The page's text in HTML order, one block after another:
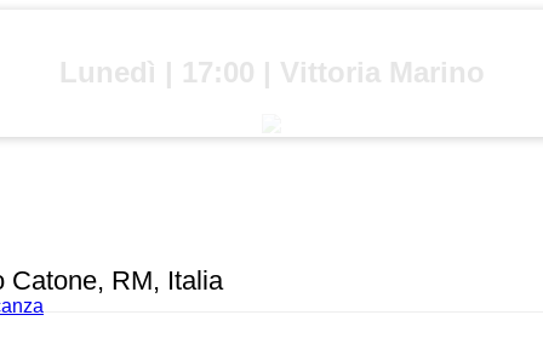
Lunedì | 17:00 | Vittoria Marino
Catone, RM, Italia